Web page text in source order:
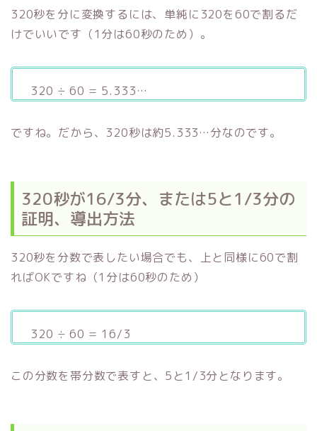
320秒を分に変換するには、単純に320を60で割るだ
けでいいです（1分は60秒のため）。
320 ÷ 60 = 5.333…
ですね。だから、320秒は約5.333…分なのです。
320秒が16/3分、または5と1/3分の
証明、導出方法
320秒を分数で表したい場合でも、上と同様に60で割
ればOKですね（1分は60秒のため）
320 ÷ 60 = 16/3
この分数を帯分数で表すと、5と1/3分となります。